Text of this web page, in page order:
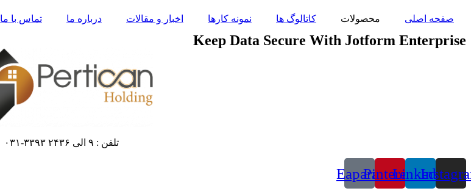
محتوا
صفحه اصلی محصولات کاتالوگ ها نمونه کارها اخبار و مقالات درباره ما تماس با ما
Keep Data Secure With Jotform Enterprise
تلفن : ۹ الی ۲۴۳۶ ۳۳۹۳-۰۳۱
Linkedin
Pinterest
Eaparat